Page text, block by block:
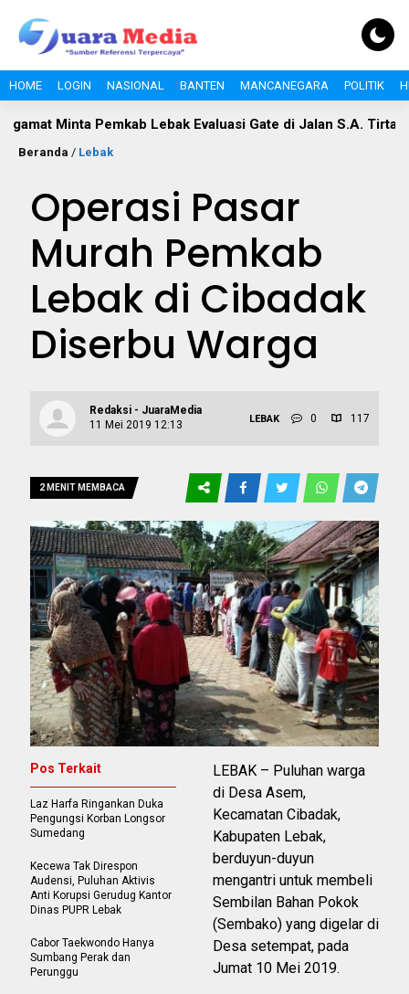
HOME LOGIN NASIONAL BANTEN MANCANEGARA POLITIK
Pemkab Lebak Evaluasi Gate di Jalan S.A. Tirtayasa
Beranda / Lebak
Operasi Pasar
Murah Pemkab
Lebak di Cibadak
Diserbu Warga
Redaksi - JuaraMedia
11 Mei 2019 12:13
LEBAK 0 117
2 MENIT MEMBACA
LEBAK – Puluhan warga
di Desa Asem,
Kecamatan Cibadak,
Kabupaten Lebak,
berduyun-duyun
mengantri untuk membeli
Sembilan Bahan Pokok
(Sembako) yang digelar di
Desa setempat, pada
Jumat 10 Mei 2019.
Pos Terkait
Laz Harfa Ringankan Duka
Pengungsi Korban Longsor
Sumedang
Kecewa Tak Direspon
Audensi, Puluhan Aktivis
Anti Korupsi Gerudug Kantor
Dinas PUPR Lebak
Cabor Taekwondo Hanya
Sumbang Perak dan
Perunggu